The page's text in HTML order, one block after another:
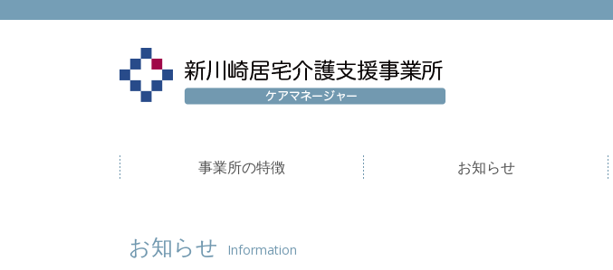
事業所の特徴 お知らせ
お知らせ Information